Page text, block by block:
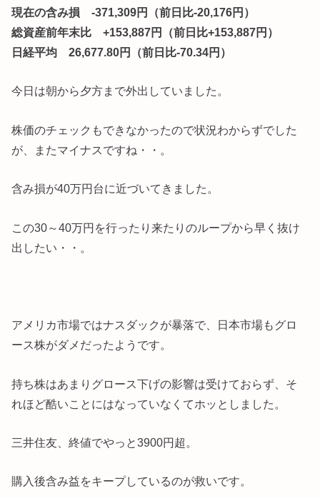
現在の含み損 -371,309円（前日比-20,176円）
総資産前年末比 +153,887円（前日比+153,887円）
日経平均 26,677.80円（前日比-70.34円）
今日は朝から夕方まで外出していました。
株価のチェックもできなかったので状況わからずでした
が、またマイナスですね・・。
含み損が40万円台に近づいてきました。
この30～40万円を行ったり来たりのループから早く抜け
出したい・・。
アメリカ市場ではナスダックが暴落で、日本市場もグロ
ース株がダメだったようです。
持ち株はあまりグロース下げの影響は受けておらず、そ
れほど酷いことにはなっていなくてホッとしました。
三井住友、終値でやっと3900円超。
購入後含み益をキープしているのが救いです。